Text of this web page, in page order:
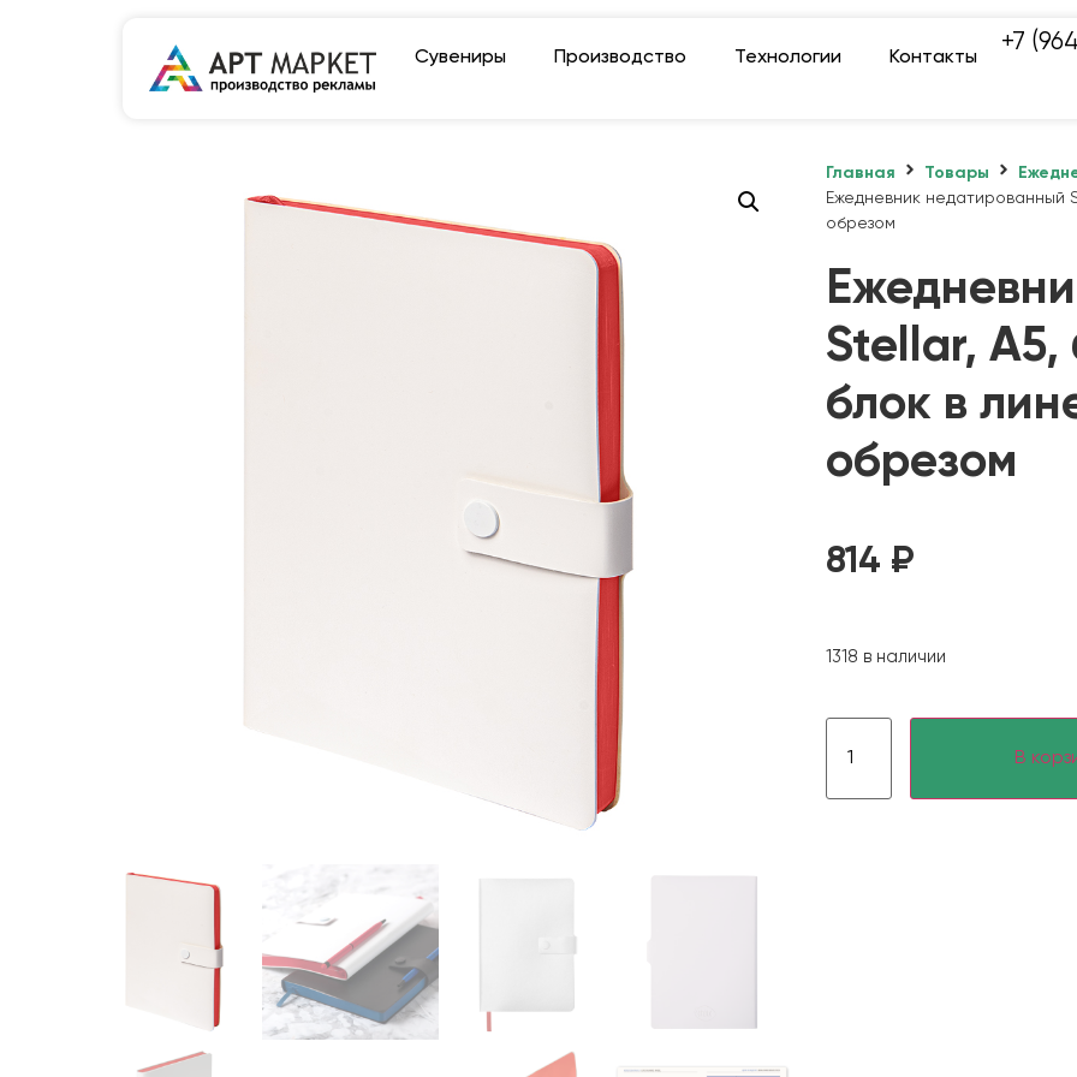
Сувениры Производство Технологии Контакты
+7
Главная Товары
Ежедневник недатированный
обрезом
Stellar,
блок в
обрезом
814 ₽
1318 в наличии
В